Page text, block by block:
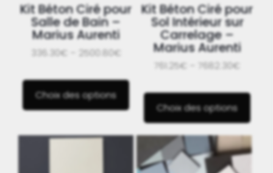
Kit Béton Ciré pour
Salle de Bain –
Marius Aurenti
336.30€ – 2500.80€
Choix des options
Kit Béton Ciré pour
Sol Intérieur sur
Carrelage –
Marius Aurenti
761.25€ – 7682.30€
Choix des options